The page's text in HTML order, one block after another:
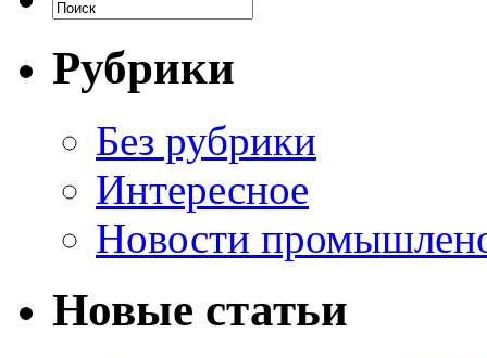
Рубрики
Без рубрики
Интересное
Новости
Новые статьи